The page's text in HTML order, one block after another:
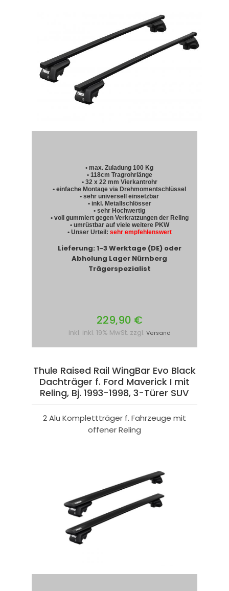
• max. Zuladung 100 Kg
• 118cm Tragrohrlänge
• 32 x 22 mm Vierkantrohr
• einfache Montage via Drehmomentschlüssel
• sehr universell einsetzbar
• inkl. Metallschlösser
• sehr Hochwertig
• voll gummiert gegen Verkratzungen der Reling
• umrüstbar auf viele weitere PKW
• Unser Urteil: sehr empfehlenswert
Lieferung: 1-3 Werktage (DE) oder
Abholung Lager Nürnberg
Trägerspezialist
229,90 €
inkl. inkl. 19% MwSt. zzgl. Versand
Thule Raised Rail WingBar Evo Black
Dachträger f. Ford Maverick I mit
Reling, Bj. 1993-1998, 3-Türer SUV
2 Alu Komplettträger f. Fahrzeuge mit
offener Reling